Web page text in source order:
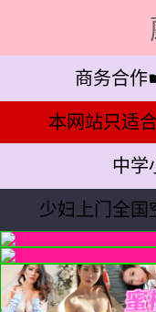
商务合
本网站只适
中
少妇上门全